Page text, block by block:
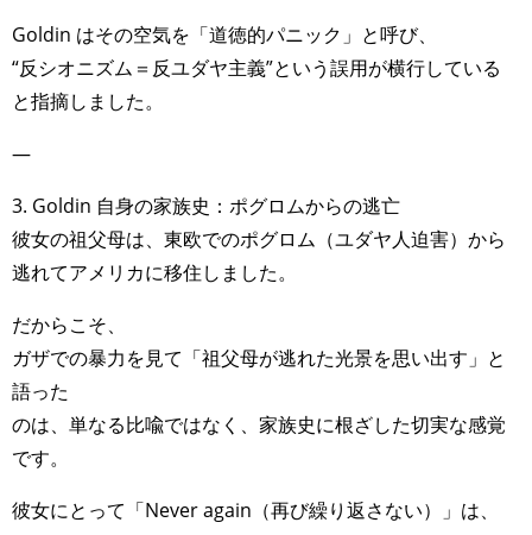
Goldin はその空気を「道徳的パニック」と呼び、
“反シオニズム＝反ユダヤ主義”という誤用が横行している
と指摘しました。
—
3. Goldin 自身の家族史：ポグロムからの逃亡
彼女の祖父母は、東欧でのポグロム（ユダヤ人迫害）から
逃れてアメリカに移住しました。
だからこそ、
ガザでの暴力を見て「祖父母が逃れた光景を思い出す」と
語った
のは、単なる比喩ではなく、家族史に根ざした切実な感覚
です。
彼女にとって「Never again（再び繰り返さない）」は、